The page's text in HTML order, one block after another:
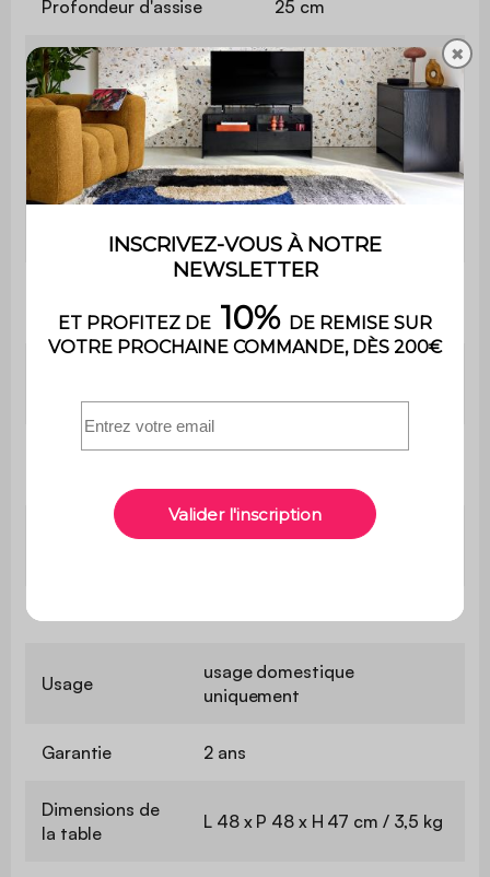
Profondeur d'assise 25 cm
Hauteur d'assise 28 cm
Longueur de la chaise 40 cm
Hauteur de
table
48 cm
Contient du
Le montage est très simple,
Usage
usage domestique
uniquement
Garantie 2 ans
Dimensions de
la table
L 48 x P 48 x H 47 cm / 3,5 kg
✖